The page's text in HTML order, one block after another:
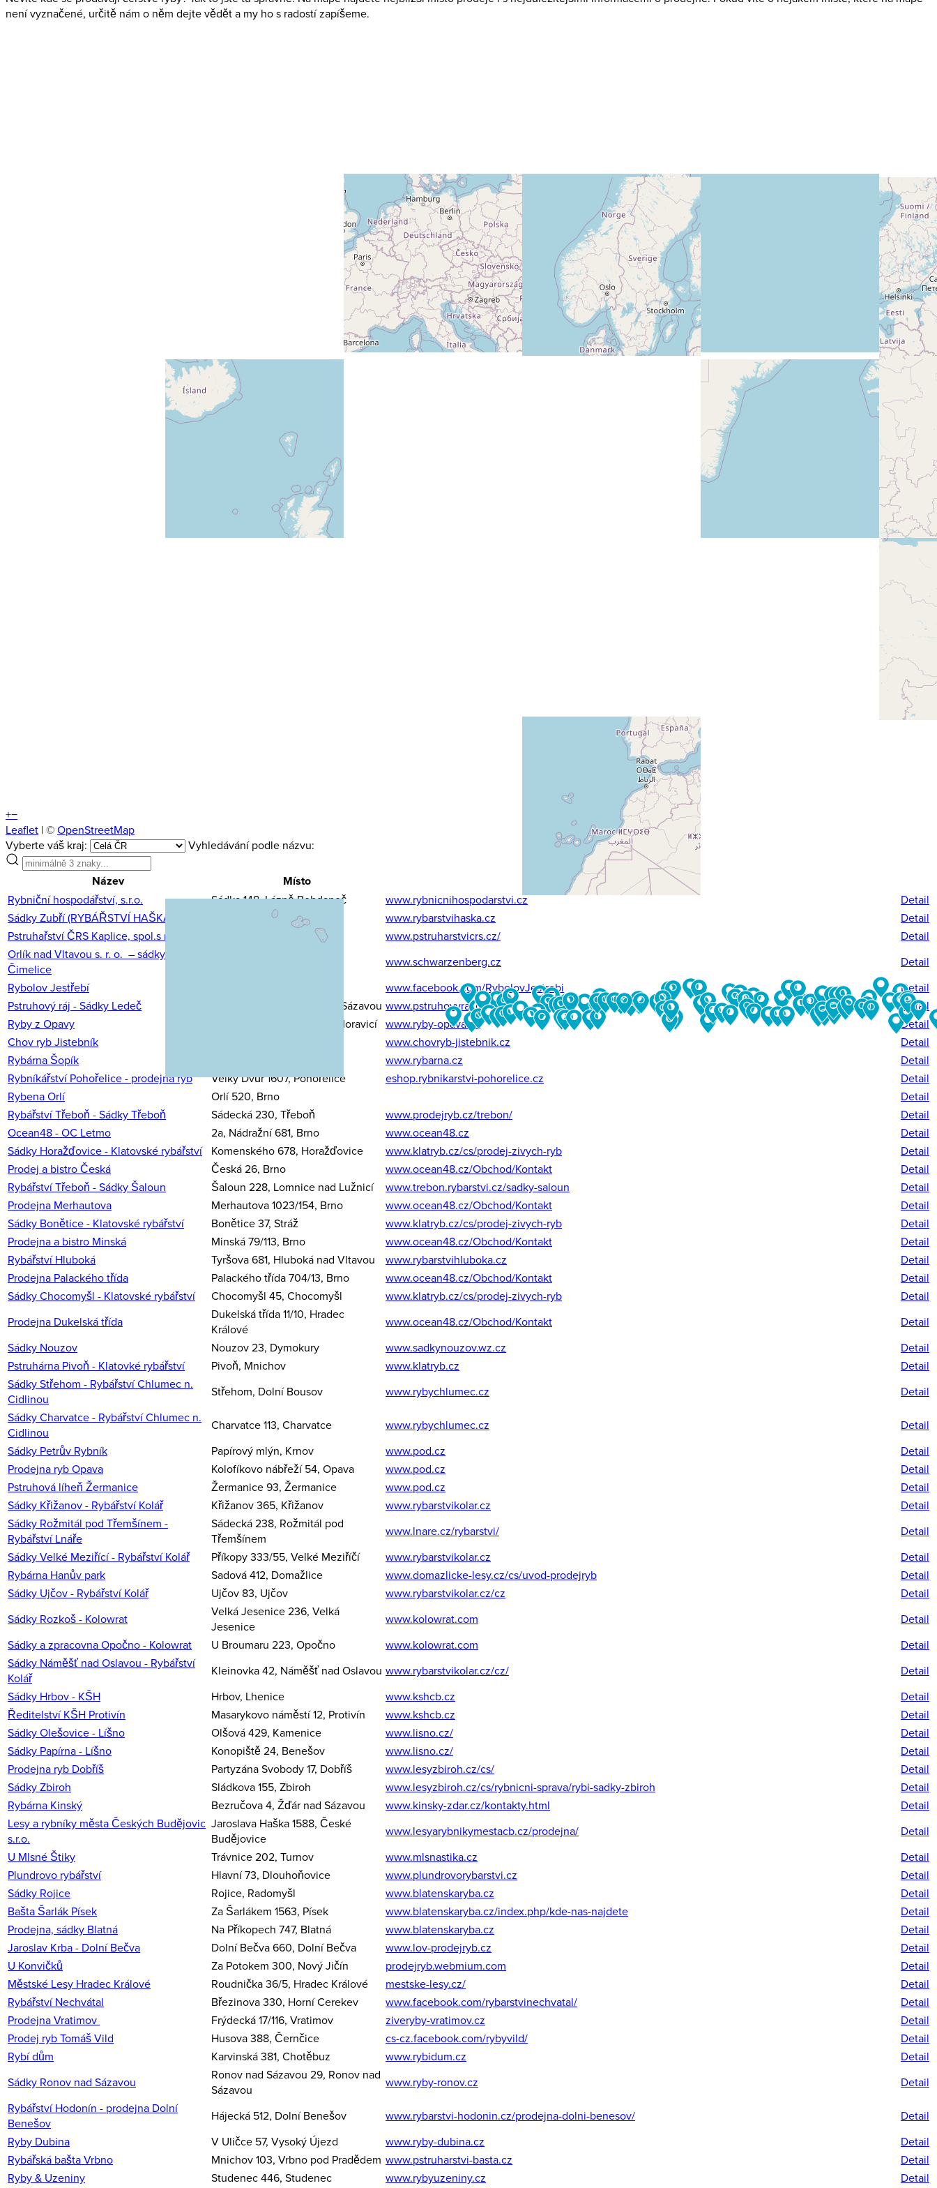
není vyznačené, určitě nám o něm dejte vědět a my ho s radostí zapíšeme.
+−
Leaflet | ©OpenStreetMap
Vyberte váš kraj:
Vyhledávání podle názvu:
Název Místo Web
Rybniční hospodářství, s.r.o. Sádka 148, Lázně Bohdaneč www.rybnicnihospodarstvi.cz
Detail
Sádky Zubří (RYBÁŘSTVÍ HAŠKA s.r.o.)
Hamerská 679, Zubří www.rybarstvihaska.cz
Detail
Pstruhařství ČRS Kaplice, spol.s r.o.
www.pstruharstvicrs.cz/
Detail
Orlík nad Vltavou s. r. o. – sádky
Čimelice
www.schwarzenberg.cz
Detail
Rybolov Jestřebí
www.facebook.com/RybolovJestrebi
Detail
Pstruhový ráj - Sádky Ledeč
Barborka 1000, Ledeč nad Sázavou www.pstruhovyraj.cz
Detail
Ryby z Opavy
Opavská 213, Hradec nad Moravicí www.ryby-opava.cz
Detail
Chov ryb Jistebník
www.chovryb-jistebnik.cz
Detail
Rybárna Šopík
www.rybarna.cz
Detail
Rybníkářství Pohořelice - prodejna ryb
Velký Dvůr 1607, Pohořelice eshop.rybnikarstvi-pohorelice.cz
Detail
Rybena Orlí
Orlí 520, Brno
Detail
Rybářství Třeboň - Sádky Třeboň
Sádecká 230, Třeboň www.prodejryb.cz/trebon/
Detail
Ocean48 - OC Letmo
2a, Nádražní 681, Brno www.ocean48.cz
Detail
Sádky Horažďovice - Klatovské rybářství
Komenského 678, Horažďovice www.klatryb.cz/cs/prodej-zivych-ryb
Detail
Prodej a bistro Česká
Česká 26, Brno www.ocean48.cz/Obchod/Kontakt
Detail
Rybářství Třeboň - Sádky Šaloun
Šaloun 228, Lomnice nad Lužnicí www.trebon.rybarstvi.cz/sadky-saloun
Detail
Prodejna Merhautova
Merhautova 1023/154, Brno www.ocean48.cz/Obchod/Kontakt
Detail
Sádky Bonětice - Klatovské rybářství
Bonětice 37, Stráž www.klatryb.cz/cs/prodej-zivych-ryb
Detail
Prodejna a bistro Minská
Minská 79/113, Brno www.ocean48.cz/Obchod/Kontakt
Detail
Rybářství Hluboká
Tyršova 681, Hluboká nad Vltavou www.rybarstvihluboka.cz
Detail
Prodejna Palackého třída
Palackého třída 704/13, Brno www.ocean48.cz/Obchod/Kontakt
Detail
Sádky Chocomyšl - Klatovské rybářství
Chocomyšl 45, Chocomyšl www.klatryb.cz/cs/prodej-zivych-ryb
Detail
Prodejna Dukelská třída
Dukelská třída 11/10, Hradec
Králové
www.ocean48.cz/Obchod/Kontakt
Detail
Sádky Nouzov
Nouzov 23, Dymokury www.sadkynouzov.wz.cz
Detail
Pstruhárna Pivoň - Klatovké rybářství
Pivoň, Mnichov www.klatryb.cz
Detail
Sádky Střehom - Rybářství Chlumec n.
Cidlinou
Střehom, Dolní Bousov www.rybychlumec.cz
Detail
Sádky Charvatce - Rybářství Chlumec n.
Cidlinou
Charvatce 113, Charvatce www.rybychlumec.cz
Detail
Sádky Petrův Rybník
Papírový mlýn, Krnov www.pod.cz
Detail
Prodejna ryb Opava
Kolofíkovo nábřeží 54, Opava www.pod.cz
Detail
Pstruhová líheň Žermanice
Žermanice 93, Žermanice www.pod.cz
Detail
Sádky Křižanov - Rybářství Kolář
Křižanov 365, Křižanov www.rybarstvikolar.cz
Detail
Sádky Rožmitál pod Třemšínem -
Rybářství Lnáře
Sádecká 238, Rožmitál pod
Třemšínem
www.lnare.cz/rybarstvi/
Detail
Sádky Velké Meziřící - Rybářství Kolář
Příkopy 333/55, Velké Meziříčí www.rybarstvikolar.cz
Detail
Rybárna Hanův park
Sadová 412, Domažlice www.domazlicke-lesy.cz/cs/uvod-prodejryb
Detail
Sádky Ujčov - Rybářství Kolář
Ujčov 83, Ujčov www.rybarstvikolar.cz/cz
Detail
Sádky Rozkoš - Kolowrat
Velká Jesenice 236, Velká
Jesenice
www.kolowrat.com
Detail
Sádky a zpracovna Opočno - Kolowrat
U Broumaru 223, Opočno www.kolowrat.com
Detail
Sádky Náměšť nad Oslavou - Rybářství
Kolář
Kleinovka 42, Náměšť nad Oslavou www.rybarstvikolar.cz/cz/
Detail
Sádky Hrbov - KŠH
Hrbov, Lhenice www.kshcb.cz
Detail
Ředitelství KŠH Protivín
Masarykovo náměstí 12, Protivín www.kshcb.cz
Detail
Sádky Olešovice - Líšno
Olšová 429, Kamenice www.lisno.cz/
Detail
Sádky Papírna - Líšno
Konopiště 24, Benešov www.lisno.cz/
Detail
Prodejna ryb Dobříš
Partyzána Svobody 17, Dobříš www.lesyzbiroh.cz/cs/
Detail
Sádky Zbiroh
Sládkova 155, Zbiroh www.lesyzbiroh.cz/cs/rybnicni-sprava/rybi-sadky-zbiroh
Detail
Rybárna Kinský
Bezručova 4, Žďár nad Sázavou www.kinsky-zdar.cz/kontakty.html
Detail
Lesy a rybníky města Českých Budějovic
s.r.o.
Jaroslava Haška 1588, České
Budějovice
www.lesyarybnikymestacb.cz/prodejna/
Detail
U Mlsné Štiky
Trávnice 202, Turnov www.mlsnastika.cz
Detail
Plundrovo rybářství
Hlavní 73, Dlouhoňovice www.plundrovorybarstvi.cz
Detail
Sádky Rojice
Rojice, Radomyšl www.blatenskaryba.cz
Detail
Bašta Šarlák Písek
Za Šarlákem 1563, Písek www.blatenskaryba.cz/index.php/kde-nas-najdete
Detail
Prodejna, sádky Blatná
Na Příkopech 747, Blatná www.blatenskaryba.cz
Detail
Jaroslav Krba - Dolní Bečva
Dolní Bečva 660, Dolní Bečva www.lov-prodejryb.cz
Detail
U Konvičků
Za Potokem 300, Nový Jičín prodejryb.webmium.com
Detail
Městské Lesy Hradec Králové
Roudnička 36/5, Hradec Králové mestske-lesy.cz/
Detail
Rybářství Nechvátal
Březinova 330, Horní Cerekev www.facebook.com/rybarstvinechvatal/
Detail
Prodejna Vratimov
Frýdecká 17/116, Vratimov ziveryby-vratimov.cz
Detail
Prodej ryb Tomáš Vild
Husova 388, Černčice cs-cz.facebook.com/rybyvild/
Detail
Rybí dům
Karvinská 381, Chotěbuz www.rybidum.cz
Detail
Sádky Ronov nad Sázavou
Ronov nad Sázavou 29, Ronov nad
Sázavou
www.ryby-ronov.cz
Detail
Rybářství Hodonín - prodejna Dolní
Benešov
Hájecká 512, Dolní Benešov www.rybarstvi-hodonin.cz/prodejna-dolni-benesov/
Detail
Ryby Dubina
V Uličce 57, Vysoký Újezd www.ryby-dubina.cz
Detail
Rybářská bašta Vrbno
Mnichov 103, Vrbno pod Pradědem www.pstruharstvi-basta.cz
Detail
Ryby & Uzeniny
Studenec 446, Studenec www.rybyuzeniny.cz Detail